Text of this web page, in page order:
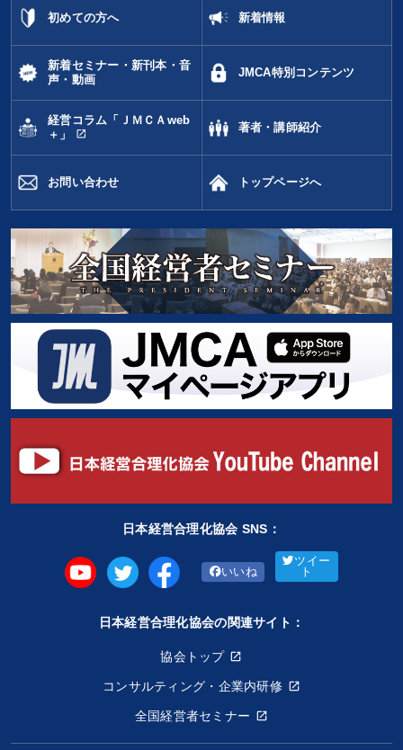
初めての方へ 新着情報
新着セミナー・新刊本・音
声・動画
JMCA特別コンテンツ
経営コラム「ＪＭＣＡweb
＋」
open_in_new
著者・講師紹介
お問い合わせ トップページへ
日本経営合理化協会 SNS：
いいね
ツイー
ト
日本経営合理化協会の関連サイト：
協会トップ
コンサルティング・企業内研修
全国経営者セミナー